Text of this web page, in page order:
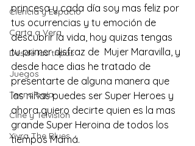
Ciencia y Espacio
Carta a Vera
Desde las tripas
Juegos
Tecnología
Cine y Telvisión
Xivra The Blues
princesa y cada día soy mas feliz por
tus ocurrencias y tu emoción de
descubrir la vida, hoy quizas tengas
tu primer disfraz de  Mujer Maravilla, y
desde hace dias he tratado de
presentarte de alguna manera que
las niñas puedes ser Super Heroes y
ahora quiero decirte quien es la mas
grande Super Heroina de todos los
tiempos Mamá.